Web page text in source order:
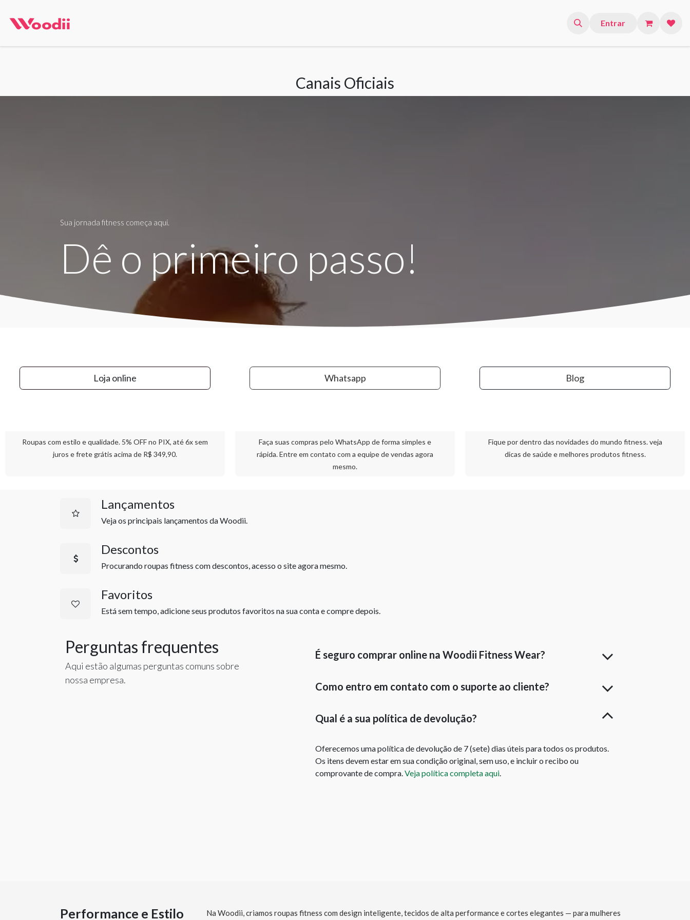
Entrar
Canais Oficiais
Sua jornada fitness começa aqui.
Dê o primeiro passo!
Whatsapp
Faça suas compras pelo WhatsApp de forma simples e
rápida. Entre em contato com a equipe de vendas agora
mesmo.
Blog
Fique por dentro das novidades do mundo fitness. veja
dicas de saúde e melhores produtos fitness.
Loja online
Roupas com estilo e qualidade. 5% OFF no PIX, até 6x sem
juros e frete grátis acima de R$ 349,90.
Lançamentos
Veja os principais lançamentos da Woodii.
Descontos
Procurando roupas fitness com descontos, acesso o site agora mesmo.
Favoritos
Está sem tempo, adicione seus produtos favoritos na sua conta e compre depois.
Perguntas frequentes
Aqui estão algumas perguntas comuns sobre
nossa empresa.
É seguro comprar online na Woodii Fitness Wear?
Como entro em contato com o suporte ao cliente?
Qual é a sua política de devolução?
Oferecemos uma política de devolução de 7 (sete) dias úteis para todos os produtos.
Os itens devem estar em sua condição original, sem uso, e incluir o recibo ou
comprovante de compra.Veja política completa aqui.
Performance e Estilo Na Woodii, criamos roupas fitness com design inteligente, tecidos de alta performance e cortes elegantes — para mulheres